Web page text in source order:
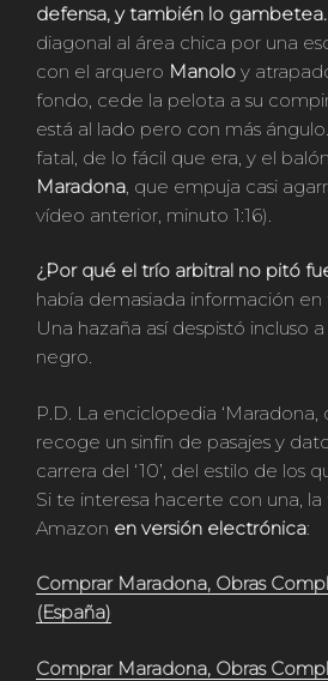
defensa, y también lo gambetea.
diagonal al área chica por una
con el arquero Manolo y
fondo, cede la pelota a su
está al lado pero con más
fatal, de lo fácil que era, y el
Maradona , que empuja casi
vídeo anterior, minuto 1:16).
¿Por qué el trío arbitral no pitó
había demasiada información
Una hazaña así despistó incluso
negro.
P.D. La enciclopedia ‘Maradona,
recoge un sinfín de pasajes y
carrera del ‘10’, del estilo de los
Si te interesa hacerte con una, la
Amazon en versión electrónica:
Comprar Maradona, Obras
(España)
Comprar Maradona, Obras